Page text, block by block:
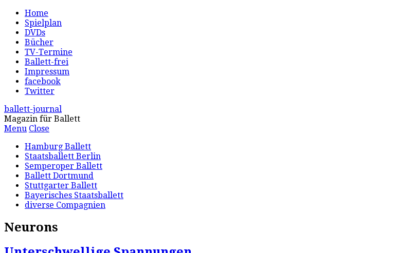
Home
Spielplan
DVDs
Bücher
TV-Termine
Ballett-frei
Impressum
facebook
Twitter
ballett-journal
Magazin für Ballett
Menu Close
Hamburg Ballett
Staatsballett Berlin
Semperoper Ballett
Ballett Dortmund
Stuttgarter Ballett
Bayerisches Staatsballett
diverse Compagnien
Neurons